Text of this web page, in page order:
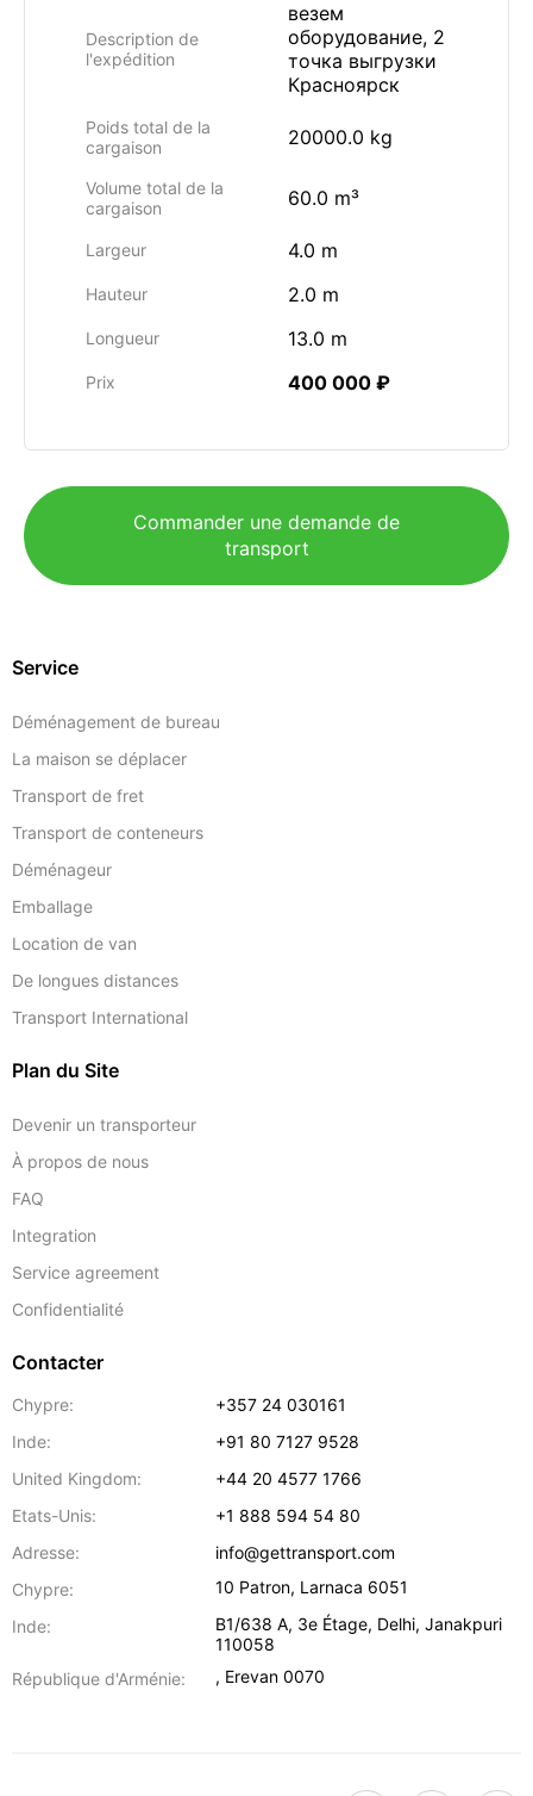
Description de
l'expédition
везем
оборудование, 2
точка выгрузки
Красноярск
Poids total de la
cargaison
20000.0 kg
Volume total de la
cargaison
60.0 m³
Largeur 4.0 m
Hauteur 2.0 m
Longueur 13.0 m
Prix 400 000 ₽
Commander une demande de
transport
Service
Déménagement de bureau
La maison se déplacer
Transport de fret
Transport de conteneurs
Déménageur
Emballage
Location de van
De longues distances
Transport International
Plan du Site
Devenir un transporteur
À propos de nous
FAQ
Integration
Service agreement
Confidentialité
Contacter
Chypre:
+357 24 030161
Inde:
+91 80 7127 9528
United Kingdom:
+44 20 4577 1766
Etats-Unis:
+1 888 594 54 80
Adresse:
info@gettransport.com
Chypre:
10 Patron, Larnaca 6051
Inde:
B1/638 A, 3e Étage, Delhi,Janakpuri
110058
République d'Arménie:
, Erevan 0070